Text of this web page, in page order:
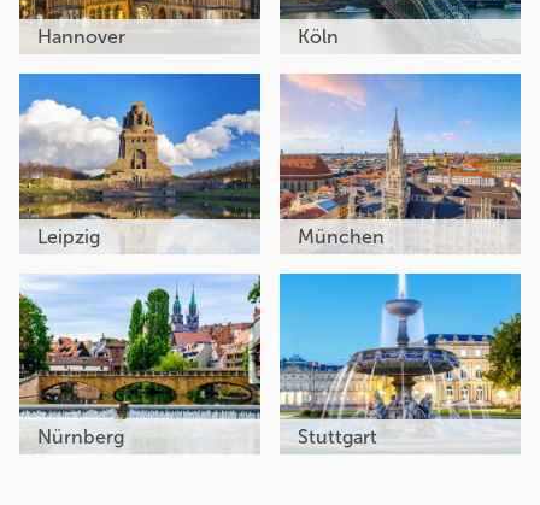
Hannover Köln
Leipzig München
Nürnberg Stuttgart